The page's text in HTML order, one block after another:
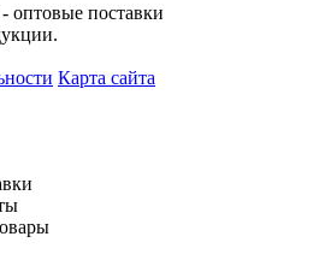
оптовые поставки
Карта сайта